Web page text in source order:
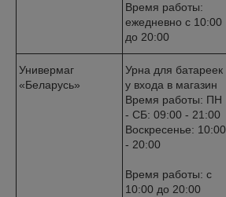
Время работы:
ежедневно с 10:00
до 20:00
Универмаг
«Беларусь»
Урна для батареек
у входа в магазин
Время работы: ПН
- СБ: 09:00 - 21:00
Воскресенье: 10:00
- 20:00
Время работы: с
10:00 до 20:00